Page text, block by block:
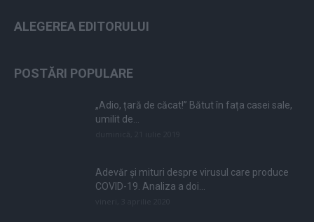
ALEGEREA EDITORULUI
POSTĂRI POPULARE
„Adio, țară de căcat!” Bătut în fața casei sale,
umilit de...
Adevăr și mituri despre virusul care produce
COVID-19. Analiza a doi...